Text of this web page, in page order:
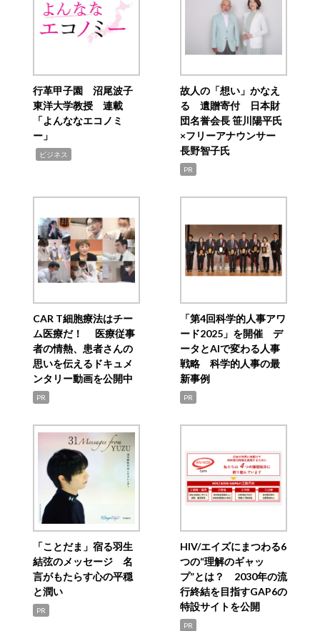
行革甲子園 沼尾波子
東洋大学教授 連載
「よんななエコノミ
ー」
ビジネス
故人の「想い」かなえ
る 遺贈寄付 日本財
団名誉会長 笹川陽平氏
×フリーアナウンサー
長野智子氏
PR
CAR T細胞療法はチー
ム医療だ！ 医療従事
者の情熱、患者さんの
思いを伝えるドキュメ
ンタリー動画を公開中
PR
「第4回科学的人事アワ
ード2025」を開催 デ
ータとAIで変わる人事
戦略 科学的人事の最
新事例
PR
「ことだま」宿る羽生
結弦のメッセージ 名
言がもたらす心の平穏
と潤い
PR
HIV/エイズにまつわる6
つの“理解のギャッ
プ”とは？ 2030年の流
行終結を目指すGAP6の
特設サイトを公開
PR